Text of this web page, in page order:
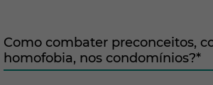
Como combater preconceitos,
homofobia, nos condomínios?*